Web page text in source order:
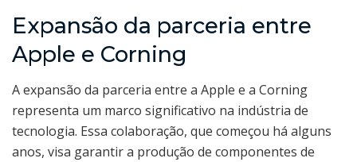
Expansão da parceria entre
Apple e Corning
A expansão da parceria entre a Apple e a Corning
representa um marco significativo na indústria de
tecnologia. Essa colaboração, que começou há alguns
anos, visa garantir a produção de componentes de